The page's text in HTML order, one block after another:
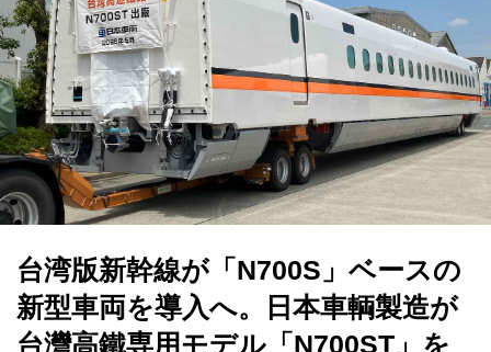
HOME
EV
台湾版新幹線が「N700S」ベースの
新型車両を導入へ。日本車輌製造が
台灣高鐵専用モデル「N700ST」を